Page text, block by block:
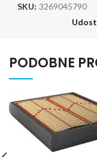
SKU: 3269045790
PODOBNE